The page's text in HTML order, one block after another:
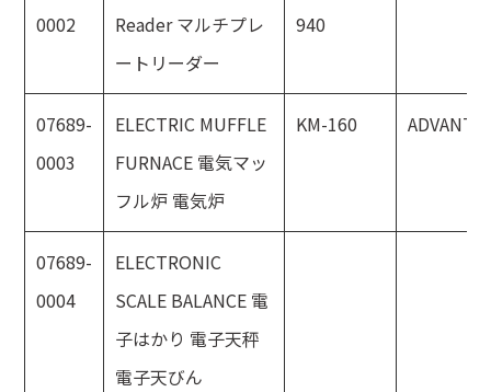
0002
Reader マルチプレ
ートリーダー
940
07689-
0003
ELECTRIC MUFFLE
FURNACE 電気マッ
フル炉 電気炉
KM-160
07689-
0004
ELECTRONIC
SCALE BALANCE 電
子はかり 電子天秤
電子天びん